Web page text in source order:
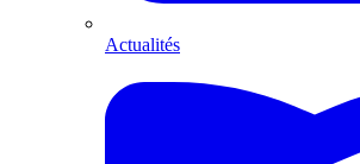
Actualités